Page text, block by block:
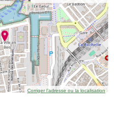
Corriger l’adresse ou la localisation